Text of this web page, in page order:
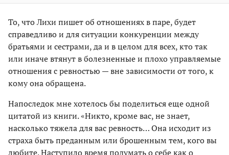
То, что Лихи пишет об отношениях в паре, будет
справедливо и для ситуации конкуренции между
братьями и сестрами, да и в целом для всех, кто так
или иначе втянут в болезненные и плохо управляемые
отношения с ревностью — вне зависимости от того, к
кому она обращена.
Напоследок мне хотелось бы поделиться еще одной
цитатой из книги. «Никто, кроме вас, не знает,
насколько тяжела для вас ревность… Она исходит из
страха быть преданным или брошенным тем, кого вы
любите. Наступило время подумать о себе как о